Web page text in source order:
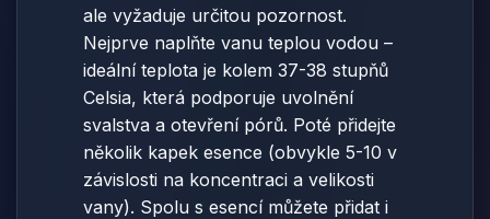
ale vyžaduje určitou pozornost.
Nejprve naplňte vanu teplou vodou –
ideální teplota je kolem 37-38 stupňů
Celsia, která podporuje uvolnění
svalstva a otevření pórů. Poté přidejte
několik kapek esence (obvykle 5-10 v
závislosti na koncentraci a velikosti
vany). Spolu s esencí můžete přidat i